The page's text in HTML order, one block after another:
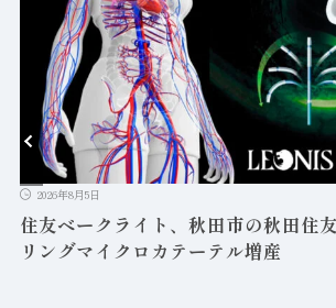
2026年8月5日
住友ベークライト、秋田市の秋田住
リングマイクロカテーテル増産